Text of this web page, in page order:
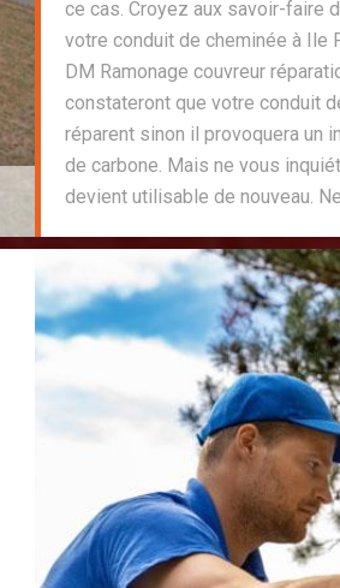
ce cas. Croyez aux savoir-faire
votre conduit de cheminée à Ile
DM Ramonage couvreur
constateront que votre conduit
réparent sinon il provoquera un
de carbone. Mais ne vous
devient utilisable de nouveau.